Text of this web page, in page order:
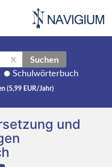
X Suchen
Schulwörterbuch
(5,99 EUR/Jahr)
und